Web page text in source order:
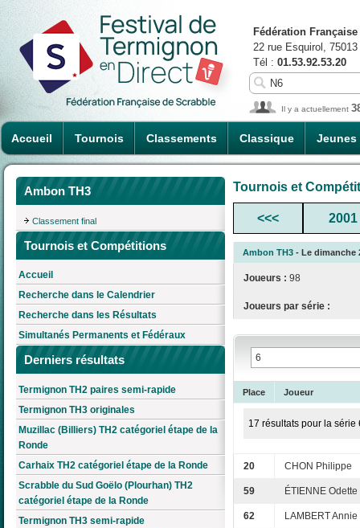
Accueil Tournois Classements Classique Jeunes
Fédération
22 rue Esquirol,
Tél : 01.53.92.53.20
Il y a actuellement
Ambon TH3
Classement final
Tournois et Compétitions
Accueil
Recherche dans le Calendrier
Recherche dans les Résultats
Simultanés Permanents et Fédéraux
Derniers résultats
Termignon TH2 paires semi-rapide
Termignon TH3 originales
Muzillac (Billiers) TH2 catégoriel étape de la
Ronde
Carhaix TH2 catégoriel étape de la Ronde
Scrabble du Sud Goëlo (Plourhan) TH2
catégoriel étape de la Ronde
Termignon TH3 semi-rapide
Tournois et
<<< 2001
Ambon TH3 - Le dimanche
Joueurs : 98
Joueurs par série :
Place Joueur
17 résultats pour la série
20 CHON Philippe
59 ÉTIENNE Odette
62 LAMBERT Annie